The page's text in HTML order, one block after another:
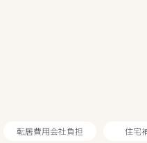
転居費用会社負担 住宅